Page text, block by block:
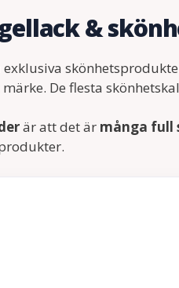
&
De flesta
är att det är många full